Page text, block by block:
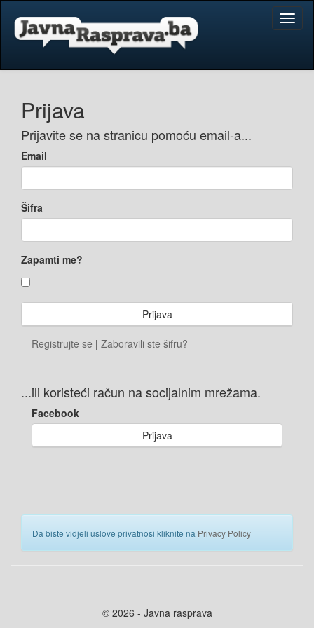
Prijava
Prijavite se na stranicu pomoću email-a...
Email
Šifra
Zapamti me?
Registrujte se | Zaboravili ste šifru?
...ili koristeći račun na socijalnim mrežama.
Facebook
Prijava
Da biste vidjeli uslove privatnosi kliknite na Privacy Policy
© 2026 - Javna rasprava